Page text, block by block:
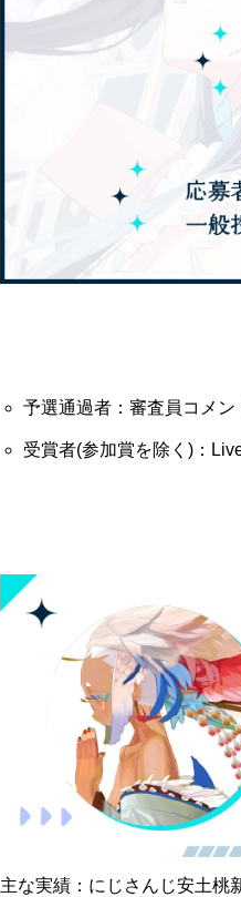
予選通過者：審査員コメン
受賞者(参加賞を除く)：
主な実績：にじさんじ安土桃